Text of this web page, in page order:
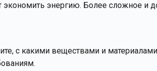
экономить энергию. Более сложное и
с какими веществами и